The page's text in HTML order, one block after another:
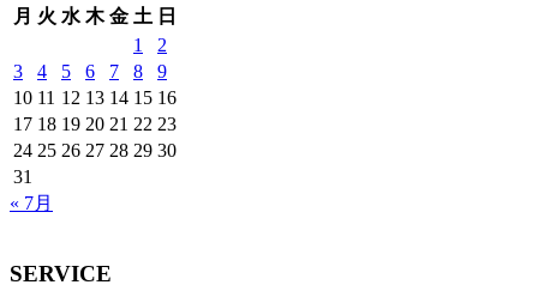
月 火 水 木 金 土 日
1
2
3
4 5 6 7 8
9
10 11 12 13 14 15 16
17 18 19 20 21 22 23
24 25 26 27 28 29 30
31
« 7月
SERVICE